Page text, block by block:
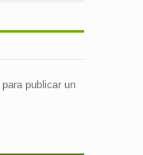
para publicar un